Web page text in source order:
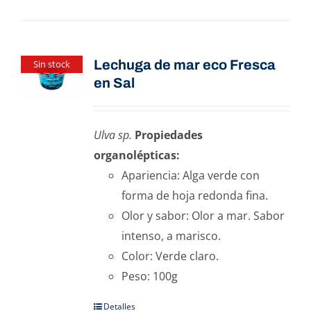
Sin stock
Lechuga de mar eco Fresca
en Sal
Ulva sp. Propiedades
organolépticas:
Apariencia: Alga verde con
forma de hoja redonda fina.
Olor y sabor: Olor a mar. Sabor
intenso, a marisco.
Color: Verde claro.
Peso: 100g
Detalles